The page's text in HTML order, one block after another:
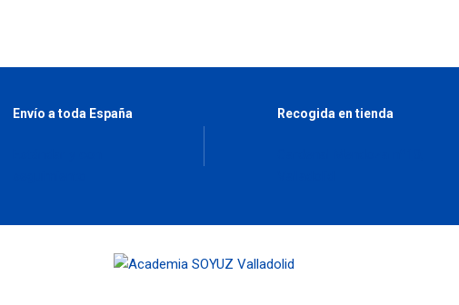
Envío a toda España Recogida en tienda